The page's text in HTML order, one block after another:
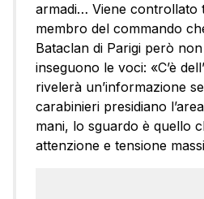
armadi… Viene controllato
membro del commando
Bataclan di Parigi però
inseguono le voci: «C’è
rivelerà un’informazione
carabinieri presidiano
mani, lo sguardo è quello
attenzione e tensione